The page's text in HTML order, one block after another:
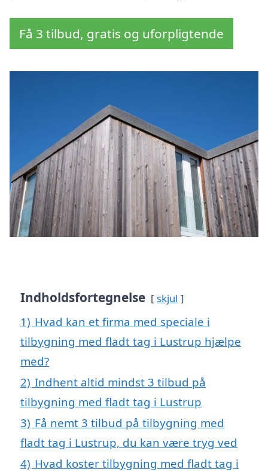
Få 3 tilbud, gratis og uforpligtende
Indholdsfortegnelse skjul
1) Hvad kan et firma med speciale i
tilbygning med fladt tag i Lustrup hjælpe
med?
2) Indhent altid mindst 3 tilbud på
tilbygning med fladt tag i Lustrup
3) Få nemt 3 tilbud på tilbygning med
fladt tag i Lustrup, du kan være tryg ved
4) Hvad koster tilbygning med fladt tag i